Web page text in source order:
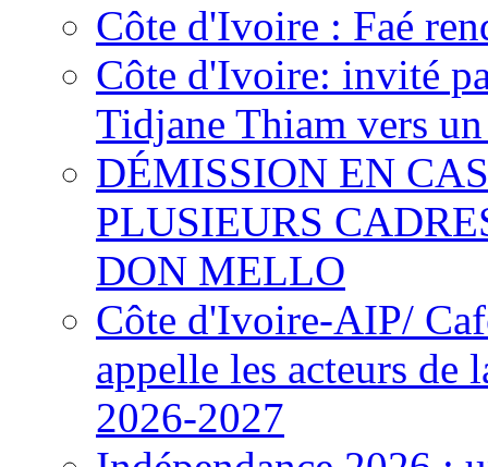
Côte d'Ivoire : Faé
Côte d'Ivoire: invité
Tidjane Thiam vers
DÉMISSION EN
PLUSIEURS
DON MELLO
Côte d'Ivoire-AIP/
appelle les acteurs de
2026-2027